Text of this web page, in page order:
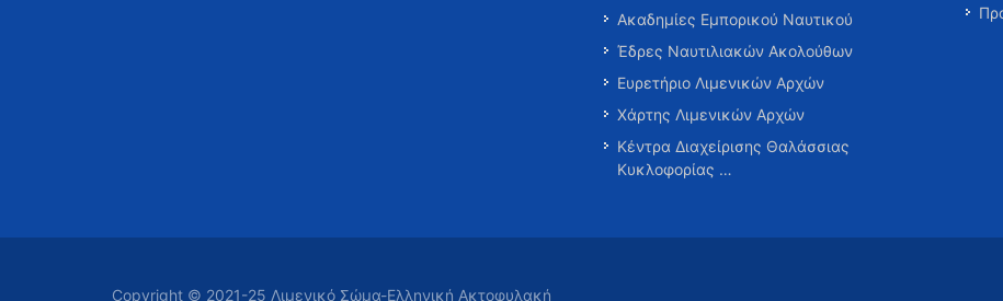
Ακαδημίες Εμπορικού Ναυτικού
Έδρες Ναυτιλιακών Ακολούθων
Ευρετήριο Λιμενικών Αρχών
Χάρτης Λιμενικών Αρχών
Κέντρα Διαχείρισης Θαλάσσιας
Κυκλοφορίας …
Copyright © 2021-25 Λιμενικό Σώμα-Ελληνική Ακτοφυλακή